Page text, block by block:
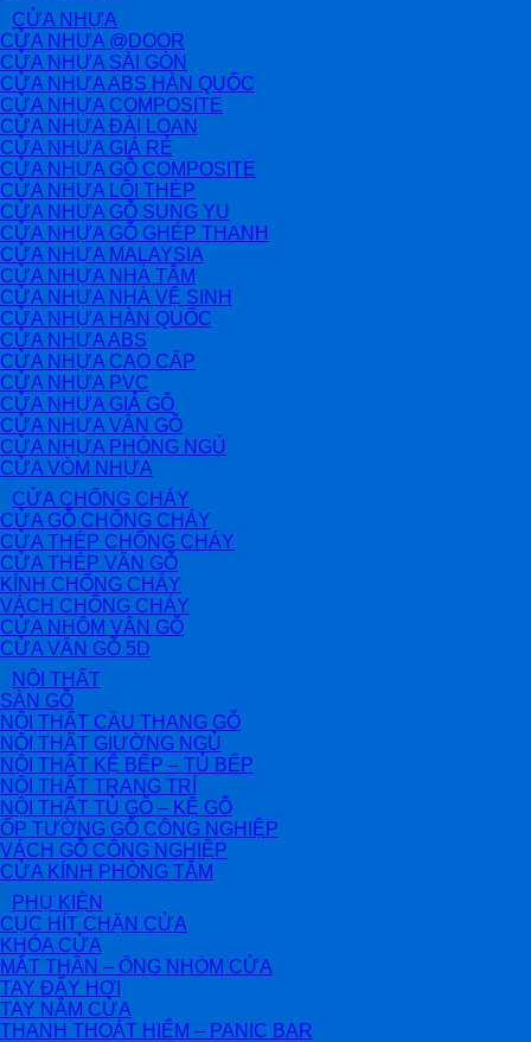
CỬA NHỰA
CỬA NHỰA @DOOR
CỬA NHỰA SÀI GÒN
CỬA NHỰA ABS HÀN QUỐC
CỬA NHỰA COMPOSITE
CỬA NHỰA ĐÀI LOAN
CỬA NHỰA GIÁ RẺ
CỬA NHỰA GỖ COMPOSITE
CỬA NHỰA LÕI THÉP
CỬA NHỰA GỖ SUNG YU
CỬA NHỰA GỖ GHÉP THANH
CỬA NHỰA MALAYSIA
CỬA NHỰA NHÀ TẮM
CỬA NHỰA NHÀ VỆ SINH
CỬA NHỰA HÀN QUỐC
CỬA NHỰA ABS
CỬA NHỰA CAO CẤP
CỬA NHỰA PVC
CỬA NHỰA GIẢ GỖ
CỬA NHỰA VÂN GỖ
CỬA NHỰA PHÒNG NGỦ
CỬA VÒM NHỰA
CỬA CHỐNG CHÁY
CỬA GỖ CHỐNG CHÁY
CỬA THÉP CHỐNG CHÁY
CỬA THÉP VÂN GỖ
KÍNH CHỐNG CHÁY
VÁCH CHỐNG CHÁY
CỬA NHÔM VÂN GỖ
CỬA VÂN GỖ 5D
NỘI THẤT
SÀN GỖ
NỘI THẤT CẦU THANG GỖ
NỘI THẤT GIƯỜNG NGỦ
NỘI THẤT KỆ BẾP – TỦ BẾP
NỘI THẤT TRANG TRÍ
NỘI THẤT TỦ GỖ – KỆ GỖ
ỐP TƯỜNG GỖ CÔNG NGHIỆP
VÁCH GỖ CÔNG NGHIỆP
CỬA KÍNH PHÒNG TẮM
PHỤ KIỆN
CỤC HÍT CHẶN CỬA
KHÓA CỬA
MẮT THẦN – ỐNG NHÒM CỬA
TAY ĐẨY HƠI
TAY NẮM CỬA
THANH THOÁT HIỂM – PANIC BAR